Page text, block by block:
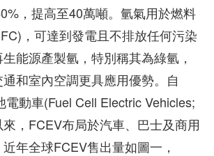
，提高至40萬噸。氫氣用於燃料
，可達到發電且不排放任何污染
能源產製氫，特別稱其為綠氫，
和室內空調更具應用優勢。自
電動車(Fuel Cell Electric Vehicles;
，FCEV布局於汽車、巴士及商用
年全球FCEV售出量如圖一，